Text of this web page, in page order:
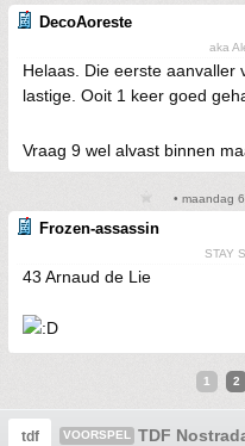
DecoAoreste
aka
Helaas. Die eerste aanvaller
lastige. Ooit 1 keer goed
Vraag 9 wel alvast binnen
• maandag
Frozen-assassin
STAY
43 Arnaud de Lie
1 2
tdf VOORSPEL TDF